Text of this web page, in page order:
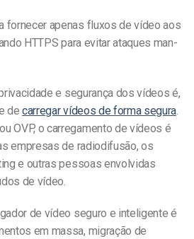
fornecer apenas fluxos de vídeo aos
HTTPS para evitar ataques man-
e segurança dos vídeos é,
decarregar vídeos de forma segura
OVP, o carregamento de vídeos é
empresas de radiodifusão, os
e outras pessoas envolvidas
de vídeo.
de vídeo seguro e inteligente é
em massa, migração de